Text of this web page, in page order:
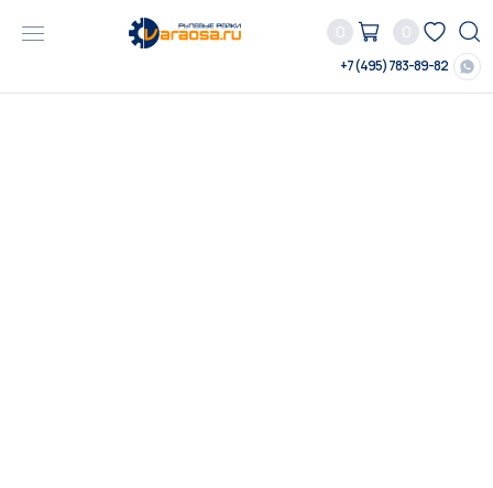
0 0
+7 (495) 783-89-82